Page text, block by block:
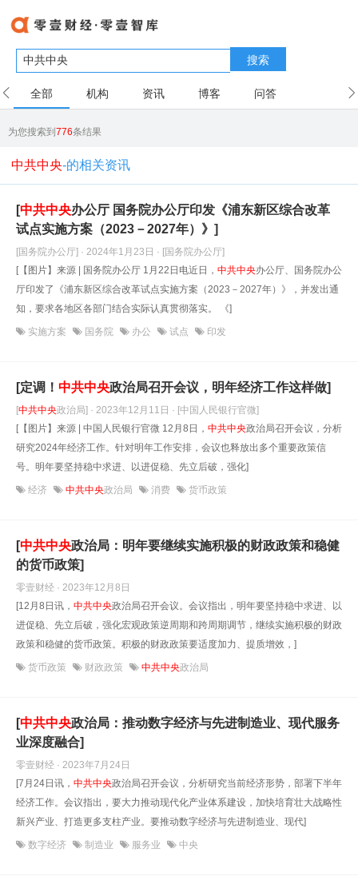
搜索
全部 机构 资讯 博客 问答
为您搜索到776条结果
中共中央-的相关资讯
[中共中央办公厅 国务院办公厅印发《浦东新区综合改革
试点实施方案（2023－2027年）》]
[国务院办公厅] · 2024年1月23日 · [国务院办公厅]
[【图片】来源 | 国务院办公厅 1月22日电近日， 中共中央办公厅、国务院办公
厅印发了《浦东新区综合改革试点实施方案（2023－2027年）》，并发出通
知，要求各地区各部门结合实际认真贯彻落实。 《]
实施方案 国务院 办公 试点 印发
[定调！ 中共中央政治局召开会议，明年经济工作这样做]
[中共中央政治局] · 2023年12月11日 · [中国人民银行官微]
[【图片】来源 | 中国人民银行官微 12月8日， 中共中央政治局召开会议，分析
研究2024年经济工作。针对明年工作安排，会议也释放出多个重要政策信
号。明年要坚持稳中求进、以进促稳、先立后破，强化]
经济 中共中央政治局 消费 货币政策
[中共中央政治局：明年要继续实施积极的财政政策和稳健
的货币政策]
零壹财经 · 2023年12月8日
[12月8日讯， 中共中央政治局召开会议。会议指出，明年要坚持稳中求进、以
进促稳、先立后破，强化宏观政策逆周期和跨周期调节，继续实施积极的财政
政策和稳健的货币政策。积极的财政政策要适度加力、提质增效，]
货币政策 财政政策 中共中央政治局
[中共中央政治局：推动数字经济与先进制造业、现代服务
业深度融合]
零壹财经 · 2023年7月24日
[7月24日讯， 中共中央政治局召开会议，分析研究当前经济形势，部署下半年
经济工作。会议指出，要大力推动现代化产业体系建设，加快培育壮大战略性
新兴产业、打造更多支柱产业。要推动数字经济与先进制造业、现代]
数字经济 制造业 服务业 中央